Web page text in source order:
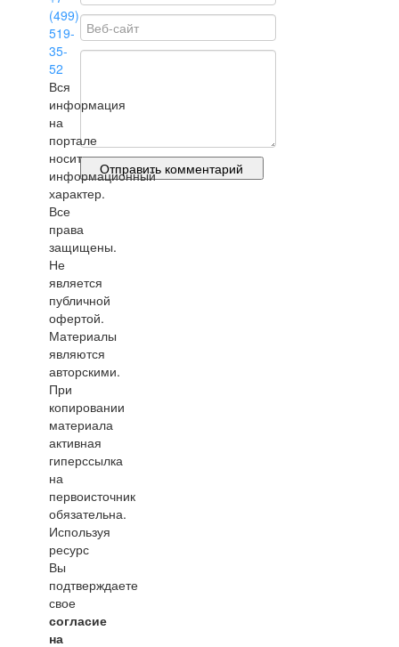
(499)
519-
35-
52
Вся
информация
на
портале
носит
информационный
характер.
Все
права
защищены.
Не
является
публичной
офертой.
Материалы
являются
авторскими.
При
копировании
материала
активная
гиперссылка
на
первоисточник
обязательна.
Используя
ресурс
Вы
подтверждаете
свое
согласие
на